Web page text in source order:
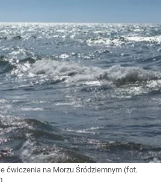
ćwiczenia na Morzu Śródziemnym (fot.